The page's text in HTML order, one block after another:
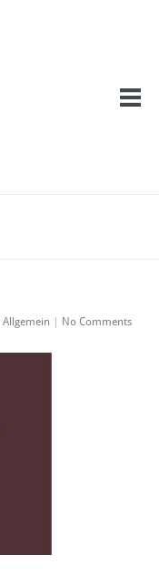
Allgemein No Comments